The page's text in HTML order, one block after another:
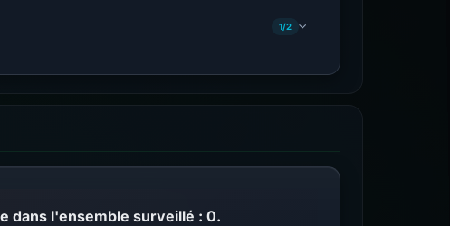
1/2
dans l'ensemble surveillé : 0.